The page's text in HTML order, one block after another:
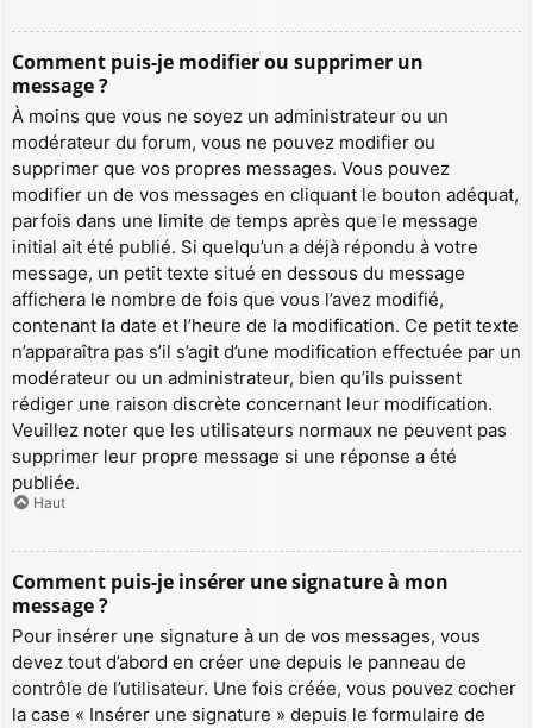
Comment puis-je modifier ou supprimer un
message ?
À moins que vous ne soyez un administrateur ou un
modérateur du forum, vous ne pouvez modifier ou
supprimer que vos propres messages. Vous pouvez
modifier un de vos messages en cliquant le bouton adéquat,
parfois dans une limite de temps après que le message
initial ait été publié. Si quelqu’un a déjà répondu à votre
message, un petit texte situé en dessous du message
affichera le nombre de fois que vous l’avez modifié,
contenant la date et l’heure de la modification. Ce petit texte
n’apparaîtra pas s’il s’agit d’une modification effectuée par un
modérateur ou un administrateur, bien qu’ils puissent
rédiger une raison discrète concernant leur modification.
Veuillez noter que les utilisateurs normaux ne peuvent pas
supprimer leur propre message si une réponse a été
publiée.
Haut
Comment puis-je insérer une signature à mon
message ?
Pour insérer une signature à un de vos messages, vous
devez tout d’abord en créer une depuis le panneau de
contrôle de l’utilisateur. Une fois créée, vous pouvez cocher
la case « Insérer une signature » depuis le formulaire de